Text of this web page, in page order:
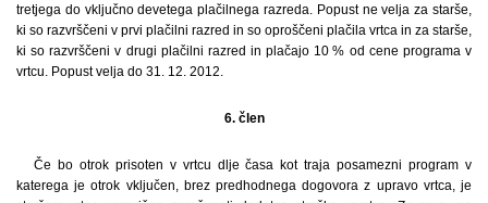
tretjega do vključno devetega plačilnega razreda. Popust ne velja za starše,
ki so razvrščeni v prvi plačilni razred in so oproščeni plačila vrtca in za starše,
ki so razvrščeni v drugi plačilni razred in plačajo 10 % od cene programa v
vrtcu. Popust velja do 31. 12. 2012.
6. člen
Če bo otrok prisoten v vrtcu dlje časa kot traja posamezni program v
katerega je otrok vključen, brez predhodnega dogovora z upravo vrtca, je